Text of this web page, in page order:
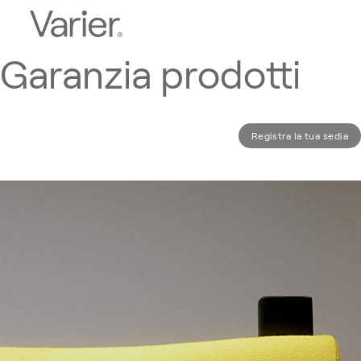
Garanzia prodotti
Registra la tua sedia